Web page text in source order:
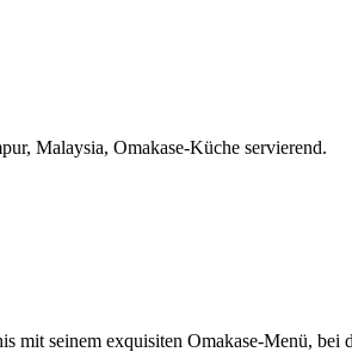
Malaysia, Omakase-Küche servierend.
seinem exquisiten Omakase-Menü,